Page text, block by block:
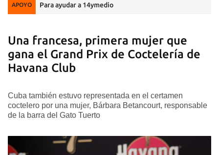
APOYO Para ayudar a 14ymedio
Una francesa, primera mujer que
gana el Grand Prix de Coctelería de
Havana Club
Cuba también estuvo representada en el certamen
coctelero por una mujer, Bárbara Betancourt, responsable
de la barra del Gato Tuerto